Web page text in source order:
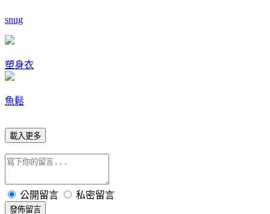
snug
塑身衣
魚鬆
載入更多
公開留言 私密留言
發佈留言